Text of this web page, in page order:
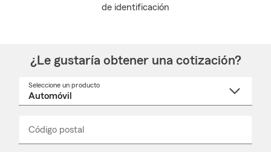
de identificación
¿Le gustaría obtener una cotización?
Seleccione un producto
desplegable
Código postal
_____